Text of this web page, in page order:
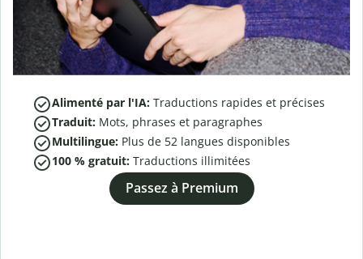
Alimenté par l'IA: Traductions rapides et précises
Traduit: Mots, phrases et paragraphes
Multilingue: Plus de 52 langues disponibles
100 % gratuit: Traductions illimitées
Passez à Premium